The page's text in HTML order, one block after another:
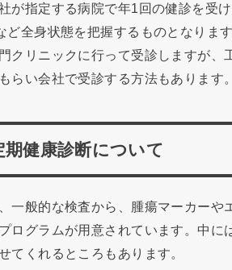
が指定する病院で年1回の健診を受け
全身状態を把握するものとなりま
クリニックに行って受診しますが、
らい会社で受診する方法もあります。
健康診断について
一般的な検査から、腫瘍マーカーや
ログラムが用意されています。中に
てくれるところもあります。